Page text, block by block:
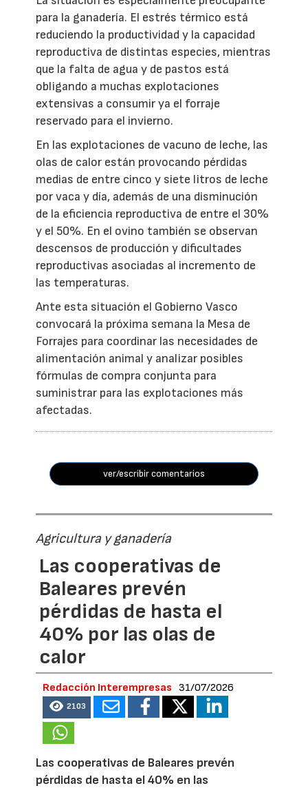
para la ganadería. El estrés térmico está
reduciendo la productividad y la capacidad
reproductiva de distintas especies, mientras
que la falta de agua y de pastos está
obligando a muchas explotaciones
extensivas a consumir ya el forraje
reservado para el invierno.
En las explotaciones de vacuno de leche, las
olas de calor están provocando pérdidas
medias de entre cinco y siete litros de leche
por vaca y día, además de una disminución
de la eficiencia reproductiva de entre el 30%
y el 50%. En el ovino también se observan
descensos de producción y dificultades
reproductivas asociadas al incremento de
las temperaturas.
Ante esta situación el Gobierno Vasco
convocará la próxima semana la Mesa de
Forrajes para coordinar las necesidades de
alimentación animal y analizar posibles
fórmulas de compra conjunta para
suministrar para las explotaciones más
afectadas.
ver/escribir comentarios
Agricultura y ganadería
Las cooperativas de
Baleares prevén
pérdidas de hasta el
40% por las olas de
calor
Redacción Interempresas 31/07/2026
2103
Las cooperativas de Baleares prevén
pérdidas de hasta el 40% en las